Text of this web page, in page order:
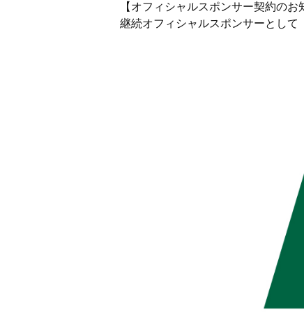
【オフィシャルスポンサー契約のお
継続オフィシャルスポンサーとし